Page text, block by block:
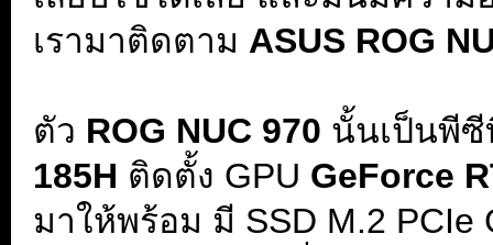
เรามาติดตาม ASUS ROG
ตัว ROG NUC 970 นั้นเป็นพี
185H ติดตั้ง GPU GeForce
มาให้พร้อม มี SSD M.2